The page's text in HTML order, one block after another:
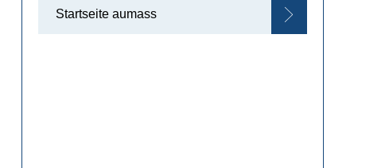
Startseite aumass